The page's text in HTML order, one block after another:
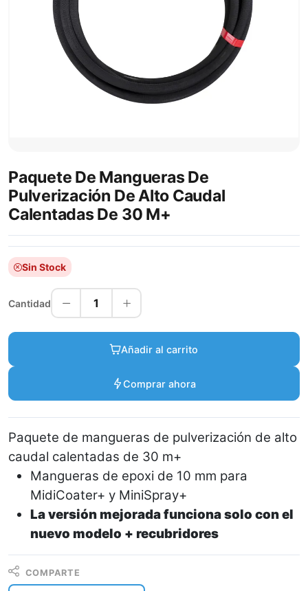
Paquete De Mangueras De
Pulverización De Alto Caudal
Calentadas De 30 M+
Sin Stock
Cantidad 1
Añadir al carrito
Comprar ahora
Paquete de mangueras de pulverización de alto
caudal calentadas de 30 m+
Mangueras de epoxi de 10 mm para
MidiCoater+ y MiniSpray+
La versión mejorada funciona solo con el
nuevo modelo + recubridores
COMPARTE